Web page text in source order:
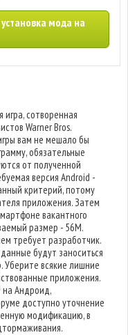
мода на
сотворенная
Warner Bros.
вам не мешало бы
обязательные
от полученной
версия Android -
критерий, потому
приложения. Затем
вакантного
размер - 56M.
требует разработчик.
будут заноситься
Уберите всякие лишние
приложения.
на Андроид,
доступно уточнение
модификацию, в